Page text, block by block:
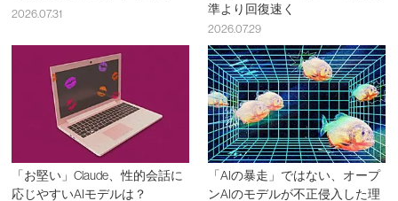
2026.07.31
準より回復速く
2026.07.29
「お堅い」Claude、性的会話に
応じやすいAIモデルは？
「AIの暴走」ではない、オープ
ンAIのモデルが不正侵入した理